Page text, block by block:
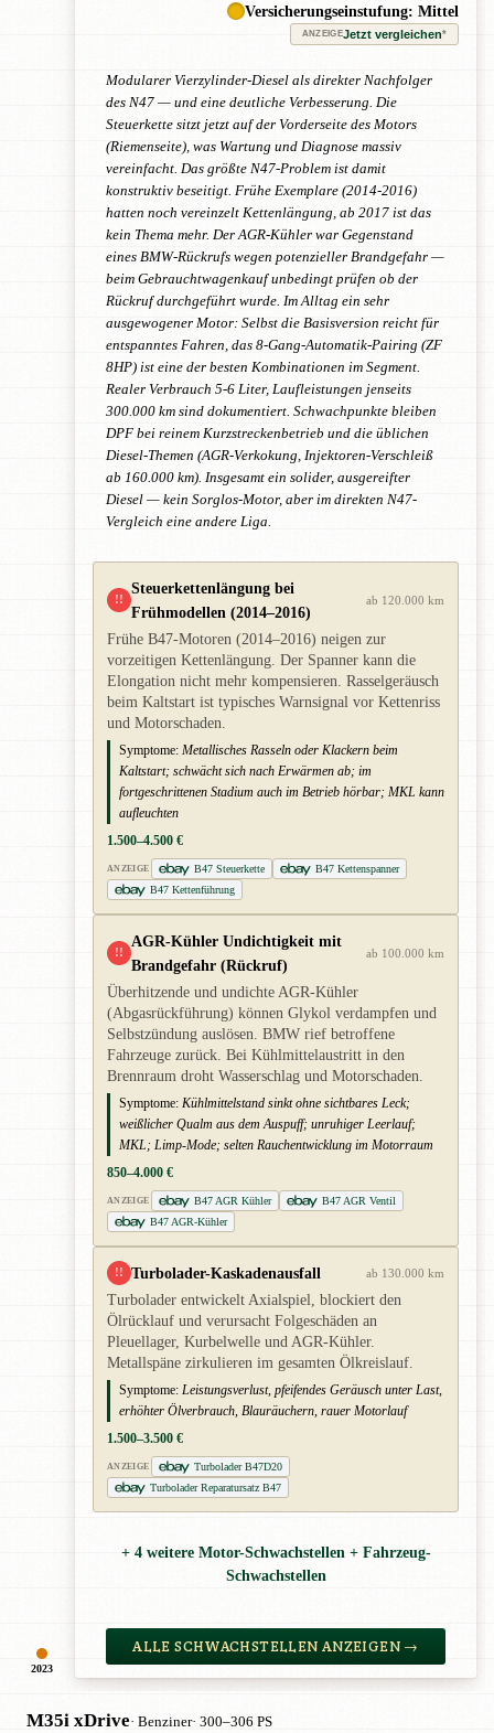
2023
Versicherungseinstufung: Mittel
ANZEIGEJetzt vergleichen*
Modularer Vierzylinder-Diesel als direkter Nachfolger
des N47 — und eine deutliche Verbesserung. Die
Steuerkette sitzt jetzt auf der Vorderseite des Motors
(Riemenseite), was Wartung und Diagnose massiv
vereinfacht. Das größte N47-Problem ist damit
konstruktiv beseitigt. Frühe Exemplare (2014-2016)
hatten noch vereinzelt Kettenlängung, ab 2017 ist das
kein Thema mehr. Der AGR-Kühler war Gegenstand
eines BMW-Rückrufs wegen potenzieller Brandgefahr —
beim Gebrauchtwagenkauf unbedingt prüfen ob der
Rückruf durchgeführt wurde. Im Alltag ein sehr
ausgewogener Motor: Selbst die Basisversion reicht für
entspanntes Fahren, das 8-Gang-Automatik-Pairing (ZF
8HP) ist eine der besten Kombinationen im Segment.
Realer Verbrauch 5-6 Liter, Laufleistungen jenseits
300.000 km sind dokumentiert. Schwachpunkte bleiben
DPF bei reinem Kurzstreckenbetrieb und die üblichen
Diesel-Themen (AGR-Verkokung, Injektoren-Verschleiß
ab 160.000 km). Insgesamt ein solider, ausgereifter
Diesel — kein Sorglos-Motor, aber im direkten N47-
Vergleich eine andere Liga.
!!
Steuerkettenlängung bei
Frühmodellen (2014–2016)
ab 120.000 km
Frühe B47-Motoren (2014–2016) neigen zur
vorzeitigen Kettenlängung. Der Spanner kann die
Elongation nicht mehr kompensieren. Rasselgeräusch
beim Kaltstart ist typisches Warnsignal vor Kettenriss
und Motorschaden.
Symptome: Metallisches Rasseln oder Klackern beim
Kaltstart; schwächt sich nach Erwärmen ab; im
fortgeschrittenen Stadium auch im Betrieb hörbar; MKL kann
aufleuchten
1.500–4.500 €
ANZEIGE B47 Steuerkette
B47 Kettenspanner
B47 Kettenführung
!!
AGR-Kühler Undichtigkeit mit
Brandgefahr (Rückruf)
ab 100.000 km
Überhitzende und undichte AGR-Kühler
(Abgasrückführung) können Glykol verdampfen und
Selbstzündung auslösen. BMW rief betroffene
Fahrzeuge zurück. Bei Kühlmittelaustritt in den
Brennraum droht Wasserschlag und Motorschaden.
Symptome: Kühlmittelstand sinkt ohne sichtbares Leck;
weißlicher Qualm aus dem Auspuff; unruhiger Leerlauf;
MKL; Limp-Mode; selten Rauchentwicklung im Motorraum
850–4.000 €
ANZEIGE B47 AGR Kühler
B47 AGR Ventil
B47 AGR-Kühler
!! Turbolader-Kaskadenausfall ab 130.000 km
Turbolader entwickelt Axialspiel, blockiert den
Ölrücklauf und verursacht Folgeschäden an
Pleuellager, Kurbelwelle und AGR-Kühler.
Metallspäne zirkulieren im gesamten Ölkreislauf.
Symptome: Leistungsverlust, pfeifendes Geräusch unter Last,
erhöhter Ölverbrauch, Blauräuchern, rauer Motorlauf
1.500–3.500 €
ANZEIGE
Turbolader B47D20
Turbolader Reparatursatz B47
+ 4 weitere Motor-Schwachstellen + Fahrzeug-
Schwachstellen
ALLE SCHWACHSTELLEN ANZEIGEN →
M35i xDrive· Benziner· 300–306 PS